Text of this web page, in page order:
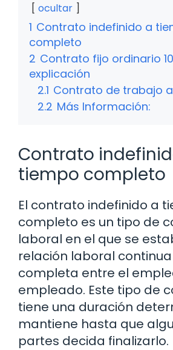
ocultar
1 Contrato indefinido a
completo
2 Contrato fijo ordinario
explicación
2.1 Contrato de trabajo al
2.2 Más Información:
Contrato
tiempo completo
El contrato indefinido a
completo es un tipo de
laboral en el que se
relación laboral
completa entre el
empleado. Este tipo de
tiene una duración
mantiene hasta que
partes decida finalizarlo.